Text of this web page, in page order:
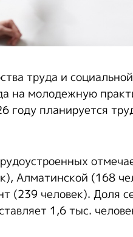
труда и
на молодежную
году планируется
Алматинской (168
(239 человек). Доля
1,6 тыс.